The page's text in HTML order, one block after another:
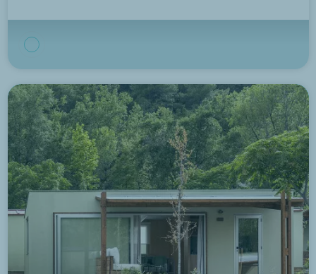
7.8/10 568 opiniones
Camping Le Ruisseau
Bidart, Pays-Basque
Ver el camping